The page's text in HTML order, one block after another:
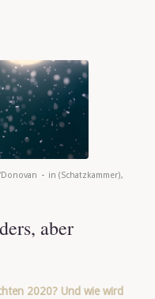
- in (Schatzkammer),
aber
2020? Und wie wird